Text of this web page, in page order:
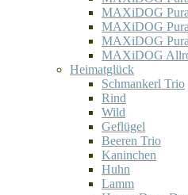
MAXiDOG
MAXiDOG
MAXiDOG
MAXiDOG
Heimatglück
Schmankerl Trio
Rind
Wild
Geflügel
Beeren Trio
Kaninchen
Huhn
Lamm